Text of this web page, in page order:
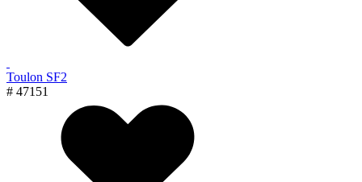
Toulon SF2
# 47151